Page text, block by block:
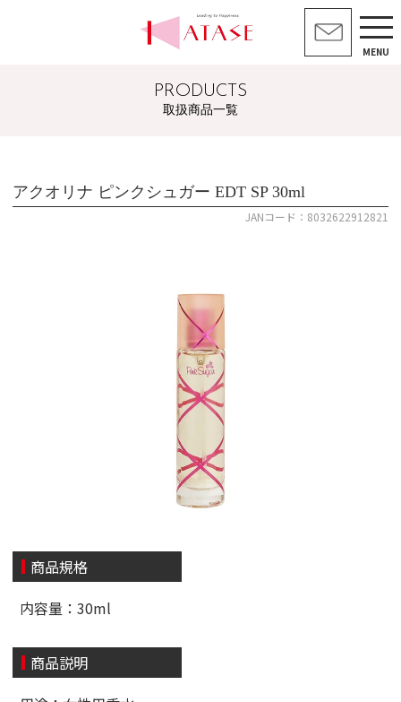
MENU
PRODUCTS
取扱商品一覧
アクオリナ ピンクシュガー EDT SP 30ml
JANコード：8032622912821
商品規格
内容量：30ml
商品説明